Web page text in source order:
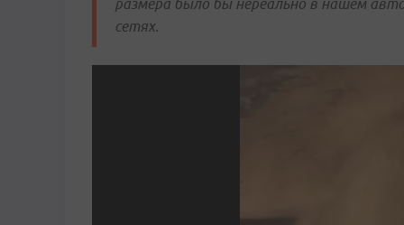
размера было бы нереально в нашем
сетях.